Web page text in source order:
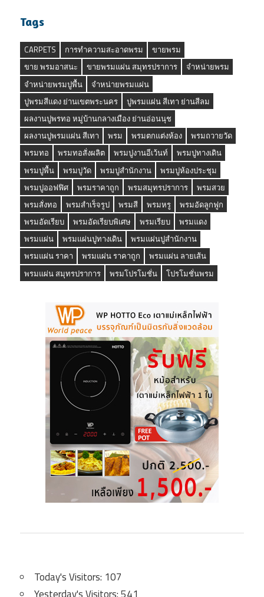
Tags
CARPETS การทำความสะอาดพรม
ขายพรม
ขาย พรมอาสนะ
ขายพรมแผ่น สมุทรปราการ
จำหน่ายพรม
จำหน่ายพรมปูพื้น
จำหน่ายพรมแผ่น
ปูพรมสีแดง ย่านเขตพระนคร
ปูพรมแผ่น สีเทา ย่านสีลม
ผลงานปูพรทอ หมู่บ้านกลางเมือง ย่านอ่อนนุช
ผลงานปูพรมแผ่น สีเทา
พรม พรมตกแต่งห้อง
พรมถวายวัด
พรมทอ
พรมทอสั่งผลิต พรมปูงานอีเว้นท์
พรมปูทางเดิน
พรมปูพื้น
พรมปูวัด พรมปูสำนักงาน
พรมปูห้องประชุม
พรมปูออฟฟิศ
พรมราคาถูก พรมสมุทรปราการ
พรมสวย
พรมสั่งทอ
พรมสำเร็จรูป พรมสี พรมหรู
พรมอัดลูกฟูก
พรมอัดเรียบ
พรมอัดเรียบพิเศษ พรมเรียบ
พรมแดง
พรมแผ่น
พรมแผ่นปูทางเดิน
พรมแผ่นปูสำนักงาน
พรมแผ่น ราคา
พรมแผ่น ราคาถูก
พรมแผ่น ลายเส้น
พรมแผ่น สมุทรปราการ
พรมโปรโมชั่น โปรโมชั่นพรม
Today's Visitors: 107
Yesterday's Visitors: 541